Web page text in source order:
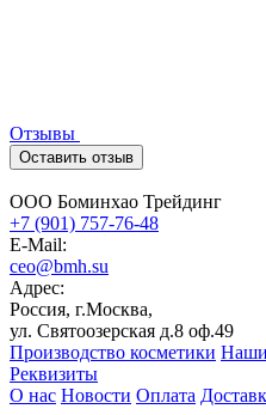
Отзывы
Оставить отзыв
ООО Боминхао Трейдинг
+7 (901) 757-76-48
E-Mail:
ceo@bmh.su
Адрес:
Россия, г.Москва,
ул. Святоозерская д.8 оф.49
Производство косметики
Реквизиты
О нас Новости Оплата